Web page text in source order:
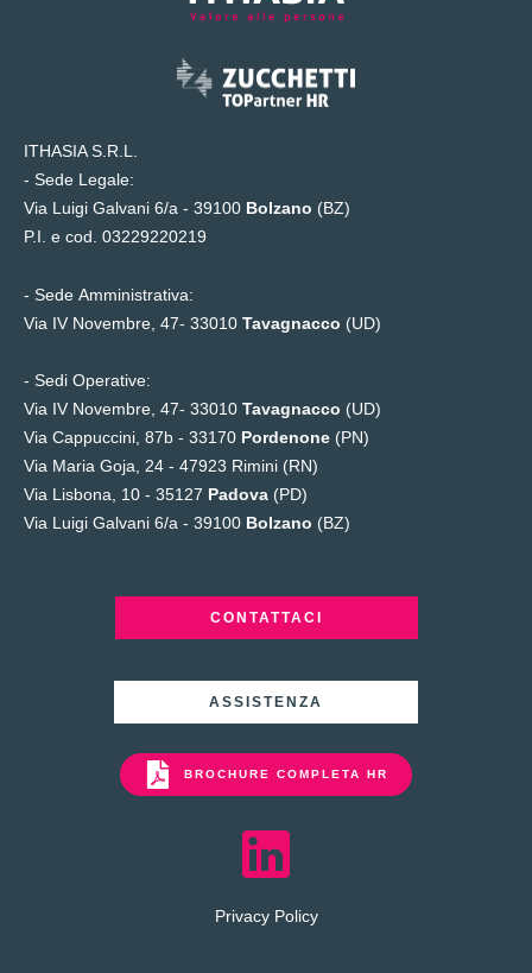
ITHASIA S.R.L.
- Sede Legale:
Via Luigi Galvani 6/a - 39100 Bolzano (BZ)
P.I. e cod. 03229220219
- Sede Amministrativa:
Via IV Novembre, 47- 33010 Tavagnacco (UD)
- Sedi Operative:
Via IV Novembre, 47- 33010 Tavagnacco (UD)
Via Cappuccini, 87b - 33170 Pordenone (PN)
Via Maria Goja, 24 - 47923 Rimini (RN)
Via Lisbona, 10 - 35127 Padova (PD)
Via Luigi Galvani 6/a - 39100 Bolzano (BZ)
CONTATTACI
ASSISTENZA
BROCHURE COMPLETA HR
Privacy Policy